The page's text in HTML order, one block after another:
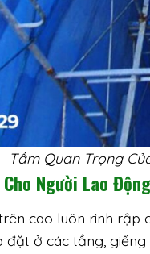
Tầm Quan Trọng
Người Lao Động
cao luôn rình rập
ở các tầng, giếng